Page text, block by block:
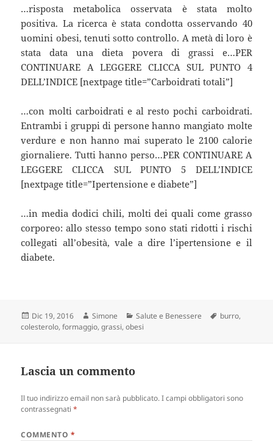
…risposta metabolica osservata è stata molto
positiva. La ricerca è stata condotta osservando 40
uomini obesi, tenuti sotto controllo. A metà di loro è
stata data una dieta povera di grassi e…PER
CONTINUARE A LEGGERE CLICCA SUL PUNTO 4
DELL’INDICE [nextpage title=”Carboidrati totali”]
…con molti carboidrati e al resto pochi carboidrati.
Entrambi i gruppi di persone hanno mangiato molte
verdure e non hanno mai superato le 2100 calorie
giornaliere. Tutti hanno perso…PER CONTINUARE A
LEGGERE CLICCA SUL PUNTO 5 DELL’INDICE
[nextpage title=”Ipertensione e diabete”]
…in media dodici chili, molti dei quali come grasso
corporeo: allo stesso tempo sono stati ridotti i rischi
collegati all’obesità, vale a dire l’ipertensione e il
diabete.
Scritto
il
Dic 19, 2016 Autore
Simone Categorie
Salute e Benessere Tag
burro,
colesterolo,formaggio,grassi,obesi
Lascia un commento
Il tuo indirizzo email non sarà pubblicato. I campi obbligatori sono
contrassegnati*
COMMENTO *